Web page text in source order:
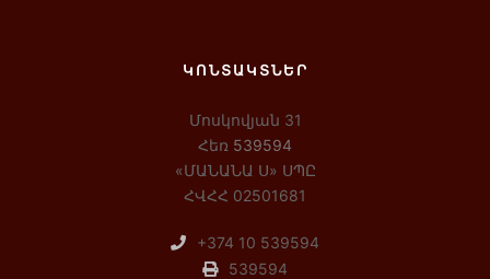
ԿՈՆՏԱԿՏՆԵՐ
Մոսկովյան 31
Հեռ 539594
«ՄԱՆԱՆԱ Ս» ՍՊԸ
ՀՎՀՀ 02501681
+374 10 539594
539594